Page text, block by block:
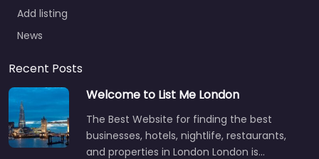
Add listing
News
Recent Posts
Welcome to List Me London
The Best Website for finding the best
businesses, hotels, nightlife, restaurants,
and properties in London London is…